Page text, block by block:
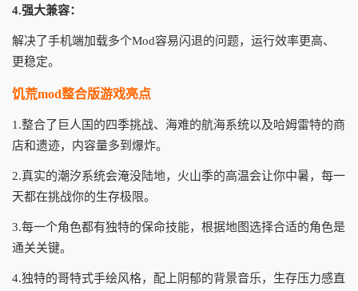
4.强大兼容：
解决了手机端加载多个Mod容易闪退的问题，运行效率更高、
更稳定。
饥荒mod整合版游戏亮点
1.整合了巨人国的四季挑战、海难的航海系统以及哈姆雷特的商
店和遗迹，内容量多到爆炸。
2.真实的潮汐系统会淹没陆地，火山季的高温会让你中暑，每一
天都在挑战你的生存极限。
3.每一个角色都有独特的保命技能，根据地图选择合适的角色是
通关关键。
4.独特的哥特式手绘风格，配上阴郁的背景音乐，生存压力感直